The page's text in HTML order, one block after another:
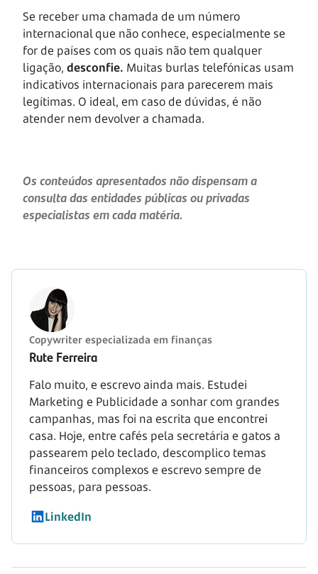
Se receber uma chamada de um número
internacional que não conhece, especialmente se
for de países com os quais não tem qualquer
ligação, desconfie. Muitas burlas telefónicas usam
indicativos internacionais para parecerem mais
legítimas. O ideal, em caso de dúvidas, é não
atender nem devolver a chamada.
Os conteúdos apresentados não dispensam a
consulta das entidades públicas ou privadas
especialistas em cada matéria.
Copywriter especializada em finanças
Rute Ferreira
Falo muito, e escrevo ainda mais. Estudei
Marketing e Publicidade a sonhar com grandes
campanhas, mas foi na escrita que encontrei
casa. Hoje, entre cafés pela secretária e gatos a
passearem pelo teclado, descomplico temas
financeiros complexos e escrevo sempre de
pessoas, para pessoas.
LinkedIn